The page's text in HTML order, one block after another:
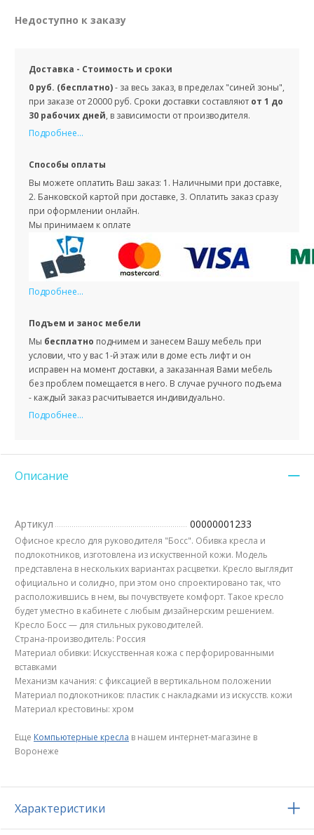
Недоступно к заказу
Доставка - Стоимость и сроки
0 руб. (бесплатно)- за весь заказ, в пределах "синей зоны",
при заказе от 20000 руб. Сроки доставки составляют от 1 до
30 рабочих дней, в зависимости от производителя.
Подробнее...
Способы оплаты
Вы можете оплатить Ваш заказ: 1. Наличными при доставке,
2. Банковской картой при доставке, 3. Оплатить заказ сразу
при оформлении онлайн.
Мы принимаем к оплате
Подробнее...
Подъем и занос мебели
Мы бесплатно поднимем и занесем Вашу мебель при
условии, что у вас 1-й этаж или в доме есть лифт и он
исправен на момент доставки, а заказанная Вами мебель
без проблем помещается в него. В случае ручного подъема
- каждый заказ расчитывается индивидуально.
Подробнее...
Описание
Артикул 00000001233
Офисное кресло для руководителя "Босс". Обивка кресла и
подлокотников, изготовлена из искуственной кожи. Модель
представлена в нескольких вариантах расцветки. Кресло выглядит
официально и солидно, при этом оно спроектировано так, что
расположившись в нем, вы почувствуете комфорт. Такое кресло
будет уместно в кабинете с любым дизайнерским решением.
Кресло Босс — для стильных руководителей.
Страна-производитель: Россия
Материал обивки: Искусственная кожа с перфорированными
вставками
Механизм качания: с фиксацией в вертикальном положении
Материал подлокотников: пластик с накладками из искусств. кожи
Материал крестовины: хром
Еще Компьютерные кресла в нашем интернет-магазине в
Воронеже
Характеристики